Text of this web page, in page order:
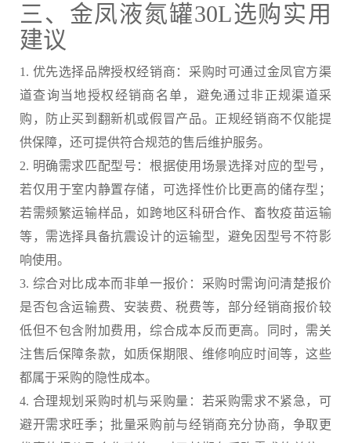
三、金凤液氮罐30L选购实用
建议
1. 优先选择品牌授权经销商：采购时可通过金凤官方渠
道查询当地授权经销商名单，避免通过非正规渠道采
购，防止买到翻新机或假冒产品。正规经销商不仅能提
供保障，还可提供符合规范的售后维护服务。
2. 明确需求匹配型号：根据使用场景选择对应的型号，
若仅用于室内静置存储，可选择性价比更高的储存型；
若需频繁运输样品，如跨地区科研合作、畜牧疫苗运输
等，需选择具备抗震设计的运输型，避免因型号不符影
响使用。
3. 综合对比成本而非单一报价：采购时需询问清楚报价
是否包含运输费、安装费、税费等，部分经销商报价较
低但不包含附加费用，综合成本反而更高。同时，需关
注售后保障条款，如质保期限、维修响应时间等，这些
都属于采购的隐性成本。
4. 合理规划采购时机与采购量：若采购需求不紧急，可
避开需求旺季；批量采购前与经销商充分协商，争取更